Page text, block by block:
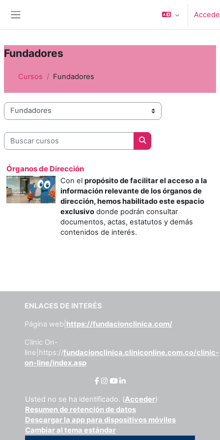
Fundadores
Cursos Fundadores
Categorías
Buscar cursos
Buscar cursos
Órganos de Dirección
Con el propósito de facilitar el acceso a la
información relevante de los órganos de
dirección, hemos habilitado este espacio
exclusivo donde podrán consultar
documentos, actas, estatutos y demás
contenidos de interés.
ENLACES DE INTERÉS
Página web| https://fundacionclinica.com/
Clinic On-
line|https://fundacionclinica.cliniconline.com.co/clinic-
on-line/index.asp
Usted no se ha identificado. (Acceder)
Resumen de retención de datos
Descargar la app para dispositivos móviles
Cambiar al tema estándar